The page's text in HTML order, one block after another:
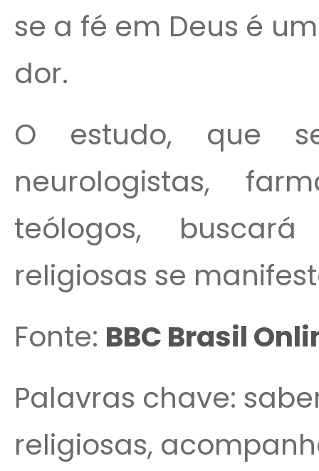
se a fé em Deus é
dor.
O estudo, que
neurologistas,
teólogos,
religiosas se
Fonte: BBC Brasil
Palavras chave:
religiosas,